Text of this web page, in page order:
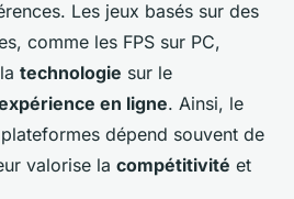
Les jeux basés sur des
comme les FPS sur PC,
technologie sur le
en ligne. Ainsi, le
dépend souvent de
valorise la compétitivité et